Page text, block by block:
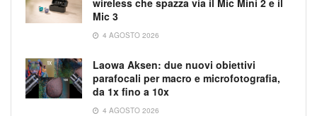
Mic 3
4 AGOSTO 2026
Laowa Aksen: due nuovi obiettivi
parafocali per macro e microfotografia,
da 1x fino a 10x
4 AGOSTO 2026